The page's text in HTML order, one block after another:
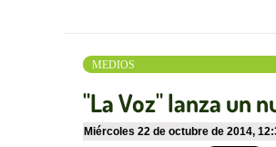
MEDIOS
"La Voz" lanza un
miércoles 22 de octubre de 2014,